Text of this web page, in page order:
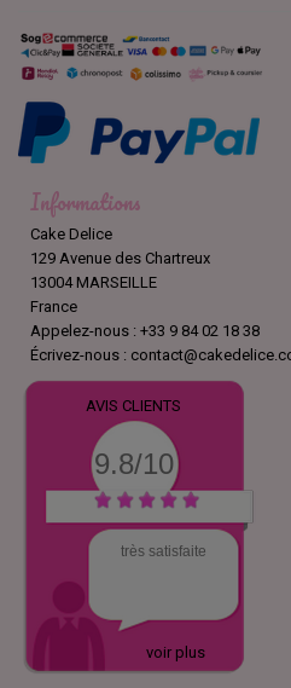
Informations
Cake Delice
129 Avenue des Chartreux
13004 MARSEILLE
France
Appelez-nous : +33 9 84 02 18 38
Écrivez-nous :
AVIS CLIENTS
9.8/10
très satisfaite
voir plus